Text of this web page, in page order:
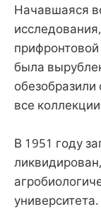
Начавшаяся
была
все
В 1951 году
университета.